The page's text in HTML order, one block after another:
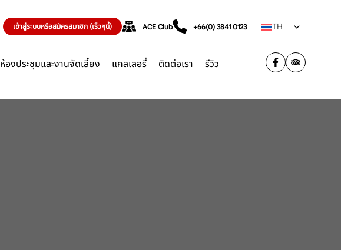
เข้าสู่ระบบหรือสมัครสมาชิก (เร็วๆนี้) ACE Club +66(0) 3841 0123 TH
ห้องประชุมและงานจัดเลี้ยง แกลเลอรี่ ติดต่อเรา รีวิว